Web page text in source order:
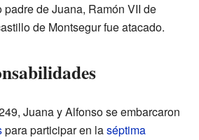
de Juana, Ramón VII de
de Montsegur fue atacado.
Juana y Alfonso se embarcaron
para participar en laséptima